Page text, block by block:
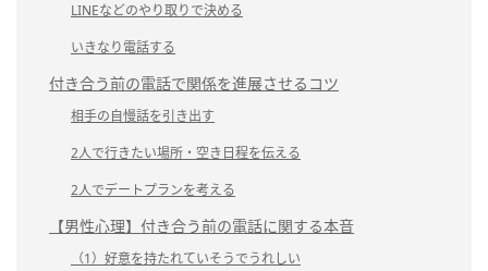
LINEなどのやり取りで決める
いきなり電話する
付き合う前の電話で関係を進展させるコツ
相手の自慢話を引き出す
2人で行きたい場所・空き日程を伝える
2人でデートプランを考える
【男性心理】付き合う前の電話に関する本音
（1）好意を持たれていそうでうれしい